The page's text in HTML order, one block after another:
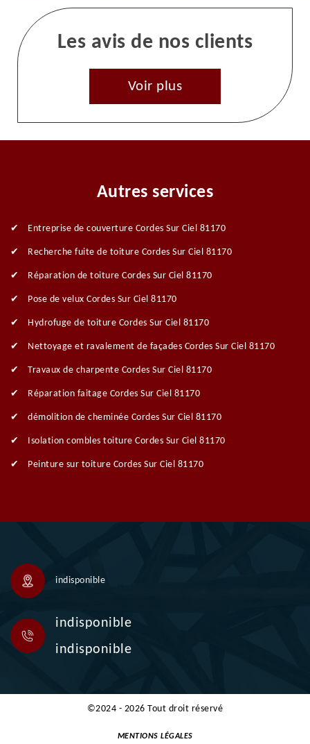
Les avis de nos clients
Voir plus
Autres services
Entreprise de couverture Cordes Sur Ciel 81170
Recherche fuite de toiture Cordes Sur Ciel 81170
Réparation de toiture Cordes Sur Ciel 81170
Pose de velux Cordes Sur Ciel 81170
Hydrofuge de toiture Cordes Sur Ciel 81170
Nettoyage et ravalement de façades Cordes Sur Ciel 81170
Travaux de charpente Cordes Sur Ciel 81170
Réparation faitage Cordes Sur Ciel 81170
démolition de cheminée Cordes Sur Ciel 81170
Isolation combles toiture Cordes Sur Ciel 81170
Peinture sur toiture Cordes Sur Ciel 81170
indisponible
indisponible
indisponible
©2024 - 2026 Tout droit réservé
MENTIONS LÉGALES